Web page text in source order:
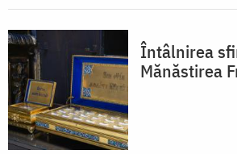
Întâlnirea
Mănăstirea